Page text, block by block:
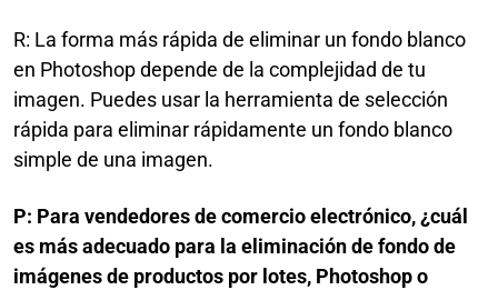
R: La forma más rápida de eliminar un fondo blanco
en Photoshop depende de la complejidad de tu
imagen. Puedes usar la herramienta de selección
rápida para eliminar rápidamente un fondo blanco
simple de una imagen.
P: Para vendedores de comercio electrónico, ¿cuál
es más adecuado para la eliminación de fondo de
imágenes de productos por lotes, Photoshop o